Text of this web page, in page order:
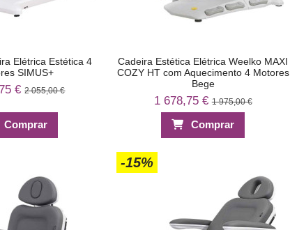
Elétrica Estética 4
SIMUS+
€2 055,00 €
Comprar
Cadeira Estética Elétrica Weelko MAXI
COZY HT com Aquecimento 4 Motores
Bege
1 678,75 €1 975,00 €
Comprar
-15%